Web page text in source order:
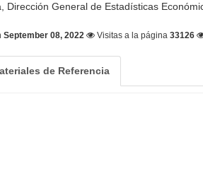
General de Estadísticas
September 08, 2022 Visitas a la página33126
de Referencia